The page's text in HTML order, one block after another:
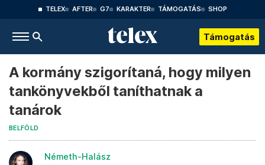
TELEX AFTER G7 KARAKTER TÁMOGATÁS SHOP
Támogatás
A kormány szigorítaná, hogy milyen
tankönyvekből taníthatnak a
tanárok
BELFÖLD
Németh-Halász